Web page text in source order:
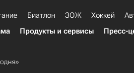
Биатлон ЗОЖ Хоккей
Продукты и сервисы Пресс-